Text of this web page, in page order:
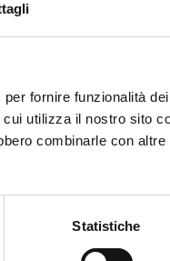
fornire funzionalità
utilizza il nostro sito
combinarle con
Statistiche